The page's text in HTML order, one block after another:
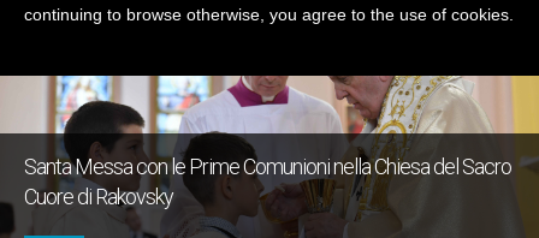
ULTIME NOTIZIE
Santa Messa con le Prime Comunioni nella Chiesa del Sacro
Cuore di Rakovsky
continuing to browse otherwise, you agree to the use of cookies.